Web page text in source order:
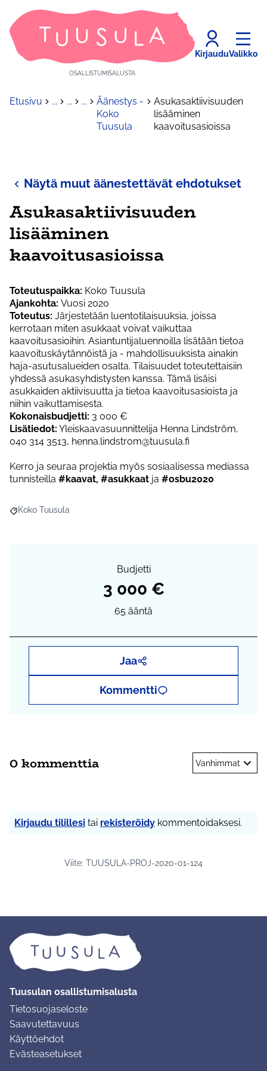
OSALLISTUMISALUSTA
KirjauduValikko
Etusivu ... ... ...
Äänestys -
Koko
Tuusula
Asukasaktiivisuuden
lisääminen
kaavoitusasioissa
Näytä muut äänestettävät ehdotukset
Asukasaktiivisuuden
lisääminen
kaavoitusasioissa
Toteutuspaikka: Koko Tuusula
Ajankohta: Vuosi 2020
Toteutus: Järjestetään luentotilaisuuksia, joissa
kerrotaan miten asukkaat voivat vaikuttaa
kaavoitusasioihin. Asiantuntijaluennoilla lisätään tietoa
kaavoituskäytännöistä ja - mahdollisuuksista ainakin
haja-asutusalueiden osalta. Tilaisuudet toteutettaisiin
yhdessä asukasyhdistysten kanssa. Tämä lisäisi
asukkaiden aktiivisuutta ja tietoa kaavoitusasioista ja
niihin vaikuttamisesta.
Kokonaisbudjetti: 3 000 €
Lisätiedot: Yleiskaavasuunnittelija Henna Lindström,
040 314 3513, henna.lindstrom@tuusula.fi
Kerro ja seuraa projektia myös sosiaalisessa mediassa
tunnisteilla #kaavat, #asukkaat ja #osbu2020
Rajaa tulokset aihepiirin mukaan: Koko Tuusula
Koko Tuusula
Budjetti
3 000 €
65 ääntä
Jaa
Kommentti
0 kommenttia Vanhimmat
Kirjaudu tilillesi tai rekisteröidy kommentoidaksesi.
Viite: TUUSULA-PROJ-2020-01-124
Tuusulan osallistumisalusta
Tietosuojaseloste
Saavutettavuus
Käyttöehdot
Evästeasetukset